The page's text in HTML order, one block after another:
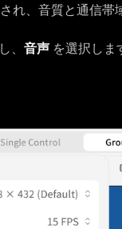
、音質と通信帯
音声 を選択しま